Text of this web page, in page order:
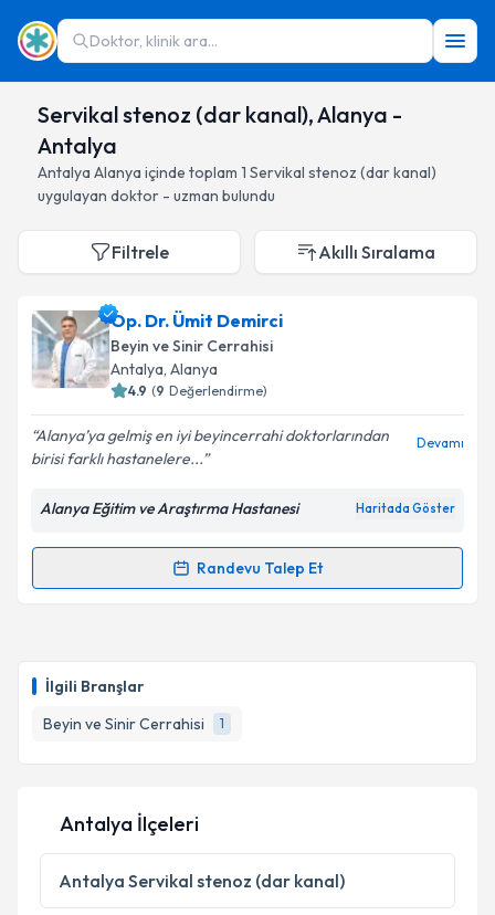
Doktor, klinik ara...
Servikal stenoz (dar kanal), Alanya -
Antalya
Antalya Alanya içinde toplam 1 Servikal stenoz (dar kanal)
uygulayan doktor - uzman bulundu
İlgili Branşlar
Beyin ve Sinir Cerrahisi
1
Filtrele Akıllı Sıralama
Op. Dr. Ümit Demirci
Beyin ve Sinir Cerrahisi
Antalya, Alanya
4.9 (9 Değerlendirme)
Alanya’ya gelmiş en iyi beyincerrahi doktorlarından
birisi farklı hastanelere...
Devamı
Alanya Eğitim ve Araştırma Hastanesi Haritada Göster
Randevu Talep Et
Randevu Takvimi Talebi
takvim hazırlandığında e-posta ile bilgilendireceğiz.
Kişisel verilerimin işlenmesine ilişkinAydınlatma
Metni
'ni okudum ve kişisel verilerimin belirtilen
kapsamda işlenmesini kabul ediyorum.
Antalya İlçeleri
Antalya Servikal stenoz (dar kanal)